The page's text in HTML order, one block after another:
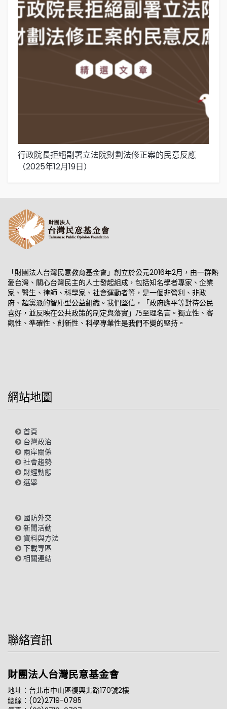
行政院長拒絕副署立法院財劃法修正案的民意反應
（2025年12月19日）
「財團法人台灣民意教育基金會」創立於公元2016年2月，由一群熱
愛台灣、關心台灣民主的人士發起組成，包括知名學者專家、企業
家、醫生、律師、科學家、社會運動者等，是一個非營利、非政
府、超黨派的智庫型公益組織。我們堅信，「政府應平等對待公民
喜好，並反映在公共政策的制定與落實」乃至理名言。獨立性、客
觀性、準確性、創新性、科學專業性是我們不變的堅持。
網站地圖
首頁
台灣政治
兩岸關係
社會趨勢
財經動態
選舉
國防外交
新聞活動
資料與方法
下載專區
相關連結
聯絡資訊
財團法人台灣民意基金會
地址：台北市中山區復興北路170號2樓
總線：(02)2719-0785